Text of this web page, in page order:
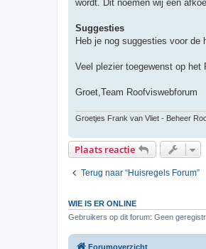
wordt. Dit noemen wij een
Suggesties
Heb je nog suggesties voor de
Veel plezier toegewenst op het
Groet,Team Roofviswebforum
Groetjes Frank van Vliet - Beheer
Plaats reactie
Terug naar “Huisregels Forum”
WIE IS ER ONLINE
Gebruikers op dit forum: Geen
Forumoverzicht